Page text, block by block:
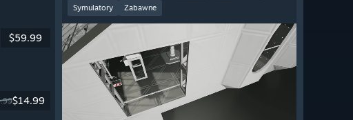
$59.99
$14.99
Symulatory
Zabawne